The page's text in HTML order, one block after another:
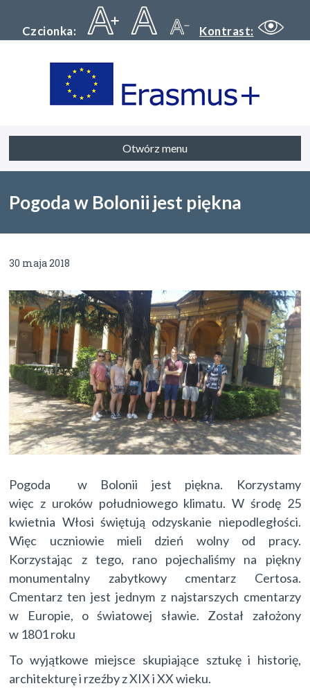
Czcionka: Kontrast:
Otwórz menu
Pogoda w Bolonii jest piękna
30 maja 2018
Pogoda w Bolonii jest piękna. Korzystamy
więc z uroków południowego klimatu. W środę 25
kwietnia Włosi świętują odzyskanie niepodległości.
Więc uczniowie mieli dzień wolny od pracy.
Korzystając z tego, rano pojechaliśmy na piękny
monumentalny zabytkowy cmentarz Certosa.
Cmentarz ten jest jednym z najstarszych cmentarzy
w Europie, o światowej sławie. Został założony
w 1801 roku
To wyjątkowe miejsce skupiające sztukę i historię,
architekturę i rzeźby z XIX i XX wieku.